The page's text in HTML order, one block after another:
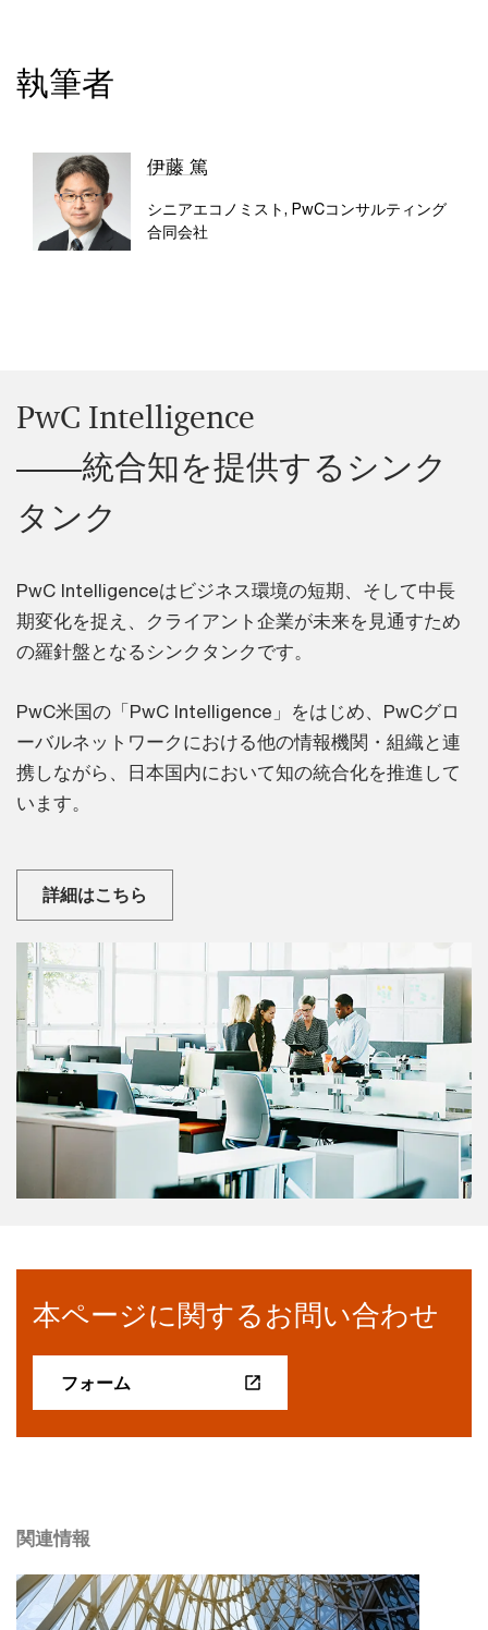
執筆者
伊藤 篤
シニアエコノミスト, PwCコンサルティング
合同会社
PwC Intelligence
――統合知を提供するシンク
タンク
PwC Intelligenceはビジネス環境の短期、そして中長
期変化を捉え、クライアント企業が未来を見通すため
の羅針盤となるシンクタンクです。
PwC米国の「PwC Intelligence」をはじめ、PwCグロ
ーバルネットワークにおける他の情報機関・組織と連
携しながら、日本国内において知の統合化を推進して
います。
詳細はこちら
本ページに関するお問い合わせ
フォーム
関連情報